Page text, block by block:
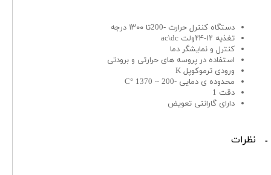
دستگاه کنترل حرارت -200تا ۱۳۰۰ درجه
تغذیه ۱۲-۲۴ولت ac\dc
کنترل و نمایشگر دما
استفاده در پروسه های حرارتی و برودتی
ورودی ترموکوپل K
محدوده ی دمایی -200 ~ 1370 °C
دقت 1
دارای گارانتی تعویض
نظرات